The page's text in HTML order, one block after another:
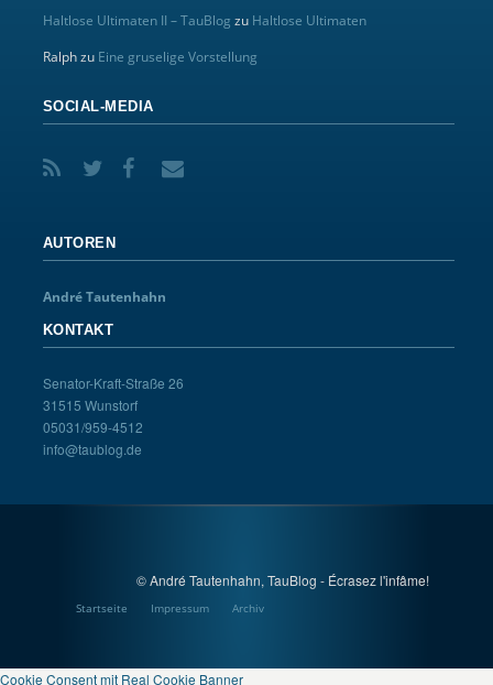
Haltlose Ultimaten II – TauBlog zu Haltlose Ultimaten
Ralphzu Eine gruselige Vorstellung
SOCIAL-MEDIA
AUTOREN
André Tautenhahn
KONTAKT
Senator-Kraft-Straße 26
31515 Wunstorf
05031/959-4512
info@taublog.de
© André Tautenhahn, TauBlog - Écrasez l'infâme!
Startseite Impressum Archiv
Cookie Consent mit Real Cookie Banner